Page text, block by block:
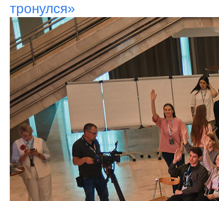
тронулся»